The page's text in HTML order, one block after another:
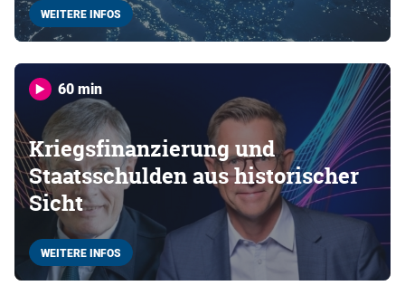
WEITERE INFOS
60 min
Kriegsfinanzierung und
Staatsschulden aus historischer
Sicht
WEITERE INFOS